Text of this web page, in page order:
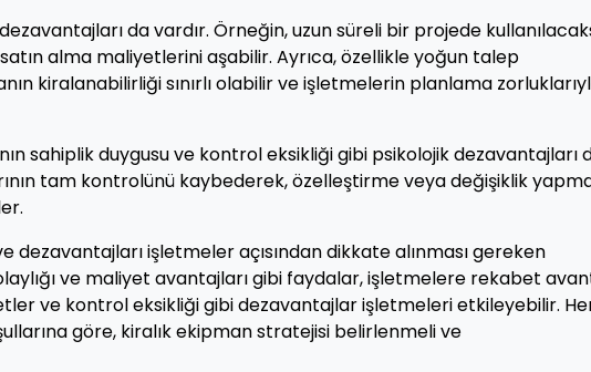
da vardır. Örneğin, uzun süreli bir projede
alma maliyetlerini aşabilir. Ayrıca, özellikle yoğun talep
kiralanabilirliği sınırlı olabilir ve işletmelerin planlama
sahiplik duygusu ve kontrol eksikliği gibi psikolojik dezavantajları
tam kontrolünü kaybederek, özelleştirme veya değişiklik
dezavantajları işletmeler açısından dikkate alınması gereken
ve maliyet avantajları gibi faydalar, işletmelere rekabet
ve kontrol eksikliği gibi dezavantajlar işletmeleri etkileyebilir.
göre, kiralık ekipman stratejisi belirlenmeli ve